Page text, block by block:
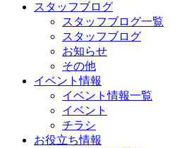
スタッフブログ
スタッフブログ一覧
スタッフブログ
お知らせ
その他
イベント情報
イベント情報一覧
イベント
チラシ
お役立ち情報